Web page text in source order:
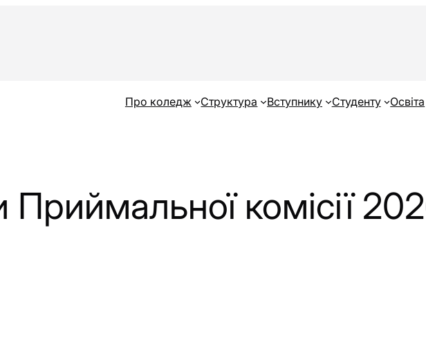
Про коледж Структура Вступнику Студенту Освіта
комісії